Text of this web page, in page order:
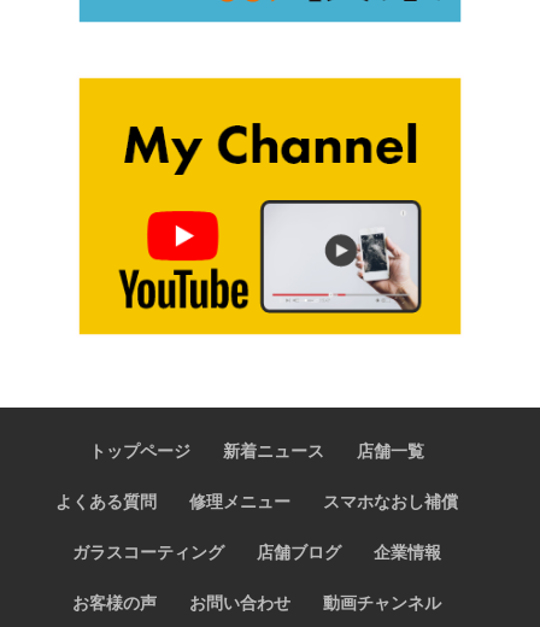
トップページ 新着ニュース 店舗一覧
よくある質問 修理メニュー スマホなおし補償
ガラスコーティング 店舗ブログ 企業情報
お客様の声 お問い合わせ 動画チャンネル